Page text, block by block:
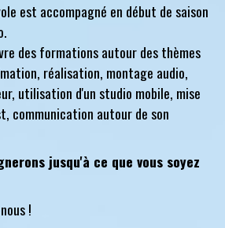
est accompagné en début de saison
des formations autour des thèmes
réalisation, montage audio,
utilisation d'un studio mobile, mise
communication autour de son
jusqu'à ce que vous soyez
!